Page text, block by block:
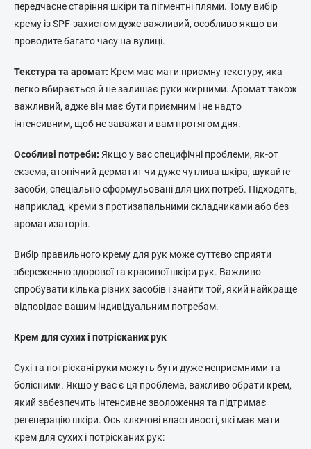
передчасне старіння шкіри та пігментні плями. Тому вибір
крему із SPF-захистом дуже важливий, особливо якщо ви
проводите багато часу на вулиці.
Текстура та аромат: Крем має мати приємну текстуру, яка
легко вбирається й не залишає руки жирними. Аромат також
важливий, адже він має бути приємним і не надто
інтенсивним, щоб не заважати вам протягом дня.
Особливі потреби: Якщо у вас специфічні проблеми, як-от
екзема, атопічний дерматит чи дуже чутлива шкіра, шукайте
засоби, спеціально сформульовані для цих потреб. Підходять,
наприклад, креми з протизапальними складниками або без
ароматизаторів.
Вибір правильного крему для рук може суттєво сприяти
збереженню здорової та красивої шкіри рук. Важливо
спробувати кілька різних засобів і знайти той, який найкраще
відповідає вашим індивідуальним потребам.
Крем для сухих і потрісканих рук
Сухі та потріскані руки можуть бути дуже неприємними та
болісними. Якщо у вас є ця проблема, важливо обрати крем,
який забезпечить інтенсивне зволоження та підтримає
регенерацію шкіри. Ось ключові властивості, які має мати
крем для сухих і потрісканих рук: